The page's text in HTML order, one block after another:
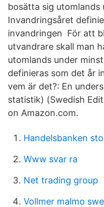
bosätta sig utomlands
Invandringsåret
invandringen För att
utvandrare skall man
utomlands under
definieras som det år
vem är det?: En
statistik) (Swedish
on Amazon.com.
Handelsbanken
Www svar ra
Net trading group
Vollmer malmo